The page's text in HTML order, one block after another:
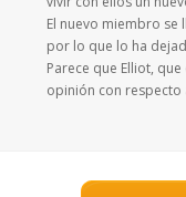
El nuevo miembro
por lo que lo ha
Parece que Elliot,
opinión con respecto